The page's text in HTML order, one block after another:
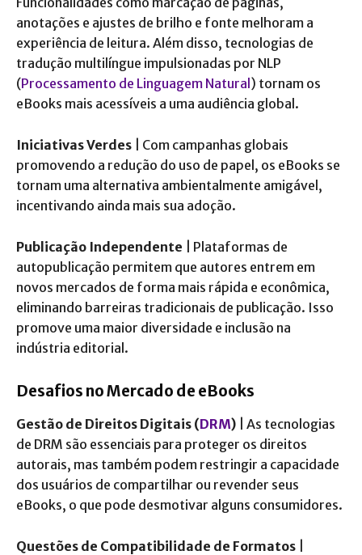
anotações e ajustes de brilho e fonte melhoram a
experiência de leitura. Além disso, tecnologias de
tradução multilíngue impulsionadas por NLP
(Processamento de Linguagem Natural) tornam os
eBooks mais acessíveis a uma audiência global.
Iniciativas Verdes | Com campanhas globais
promovendo a redução do uso de papel, os eBooks se
tornam uma alternativa ambientalmente amigável,
incentivando ainda mais sua adoção.
Publicação Independente | Plataformas de
autopublicação permitem que autores entrem em
novos mercados de forma mais rápida e econômica,
eliminando barreiras tradicionais de publicação. Isso
promove uma maior diversidade e inclusão na
indústria editorial.
Desafios no Mercado de eBooks
Gestão de Direitos Digitais (DRM) | As tecnologias
de DRM são essenciais para proteger os direitos
autorais, mas também podem restringir a capacidade
dos usuários de compartilhar ou revender seus
eBooks, o que pode desmotivar alguns consumidores.
Questões de Compatibilidade de Formatos